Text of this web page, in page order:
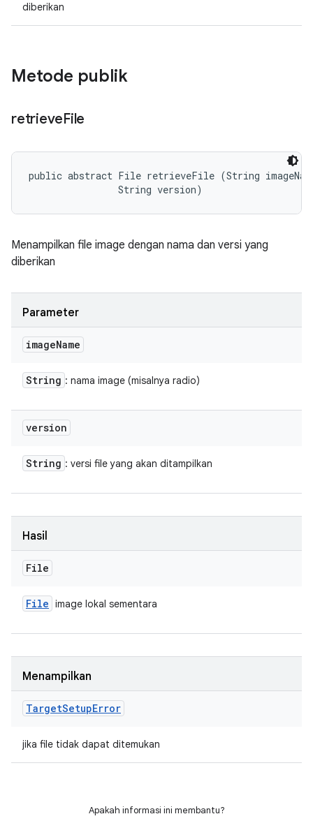
diberikan
Metode publik
retrieveFile
public abstract File retrieveFile (String
                String version)
Menampilkan file image dengan nama dan versi yang
diberikan
Parameter
imageName
String : nama image (misalnya radio)
version
String : versi file yang akan ditampilkan
Hasil
File
File image lokal sementara
Menampilkan
TargetSetupError
jika file tidak dapat ditemukan
Apakah informasi ini membantu?